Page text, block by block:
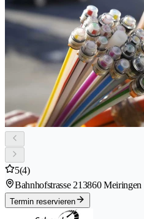
5(4)
Bahnhofstrasse 213860 Meiringen
Termin reservieren